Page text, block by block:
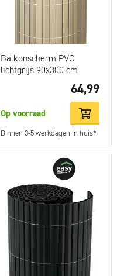
Balkonscherm PVC
lichtgrijs 90x300 cm
64,99
Op voorraad
Binnen 3-5 werkdagen in huis*